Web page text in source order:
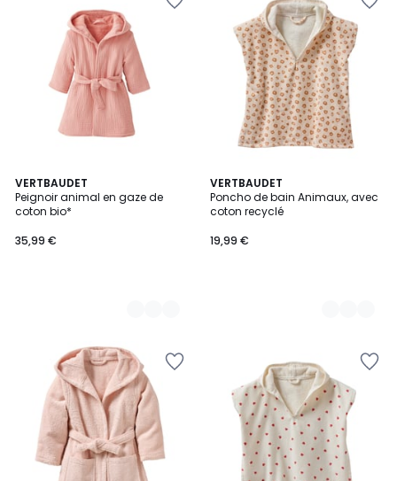
VERTBAUDET
Peignoir animal en gaze de
coton bio*
35,99 €
3
Couleurs
VERTBAUDET
Poncho de bain Animaux, avec
coton recyclé
19,99 €
2
Couleurs